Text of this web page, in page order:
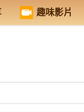
趣味影片